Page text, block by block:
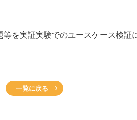
を実証実験でのユースケース検証
一覧に戻る